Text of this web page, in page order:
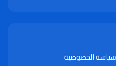
سياسة الخصوصية